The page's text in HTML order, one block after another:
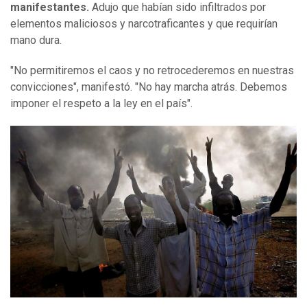
manifestantes. Adujo que habían sido infiltrados por
elementos maliciosos y narcotraficantes y que requirían
mano dura.
"No permitiremos el caos y no retrocederemos en nuestras
convicciones", manifestó. "No hay marcha atrás. Debemos
imponer el respeto a la ley en el país".